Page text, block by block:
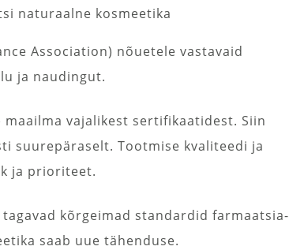
naturaalne kosmeetika
Association) nõuetele vastavaid
ja naudingut.
vajalikest sertifikaatidest. Siin
suurepäraselt. Tootmise kvaliteedi ja
ja prioriteet.
kõrgeimad standardid farmaatsia-
saab uue tähenduse.